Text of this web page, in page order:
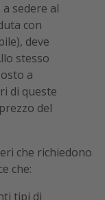
sedere al
con
deve
stesso
a
di queste
del
che richiedono
che:
tipi di